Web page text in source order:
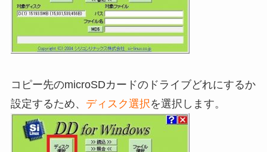
コピー先のmicroSDカードのドライブどれにするか
設定するため、 ディスク選択 を選択します。